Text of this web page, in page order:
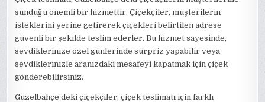
sunduğu önemli bir hizmettir. Çiçekçiler, müşterilerin
isteklerini yerine getirerek çiçekleri belirtilen adrese
güvenli bir şekilde teslim ederler. Bu hizmet sayesinde,
sevdiklerinize özel günlerinde sürpriz yapabilir veya
sevdiklerinizle aranızdaki mesafeyi kapatmak için çiçek
gönderebilirsiniz.
Güzelbahçe’deki çiçekçiler, çiçek teslimatı için farklı